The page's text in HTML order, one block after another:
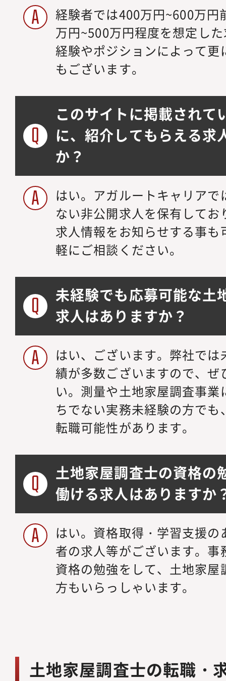
経験者では400万円~600万円
万円~500万円程度を想定し
経験やポジションによって
もございます。
このサイトに掲載されて
に、紹介してもらえる求
か？
はい。アガルートキャリア
ない非公開求人を保有して
求人情報をお知らせする事
軽にご相談ください。
未経験でも応募可能な土
求人はありますか？
はい、ございます。弊社で
績が多数ございますので、
い。測量や土地家屋調査事
ちでない実務未経験の方で
転職可能性があります。
土地家屋調査士の資格の
働ける求人はありますか
はい。資格取得・学習支援
者の求人等がございます。
資格の勉強をして、土地家
方もいらっしゃいます。
土地家屋調査士の転職・